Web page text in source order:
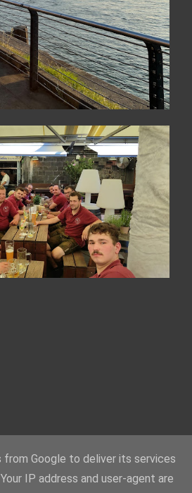
from Google to deliver its services
IP address and user-agent are